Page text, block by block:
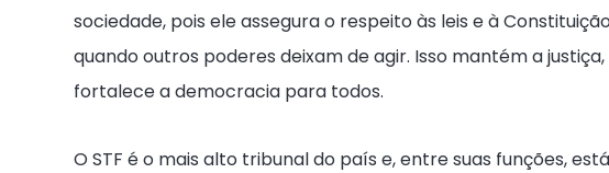
sociedade, pois ele assegura o respeito às leis e à
quando outros poderes deixam de agir. Isso mantém a
fortalece a democracia para todos.
O STF é o mais alto tribunal do país e, entre suas funções,